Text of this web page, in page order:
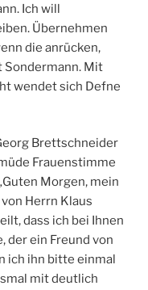
Ich will
Übernehmen
die anrücken,
Sondermann. Mit
wendet sich Defne
Brettschneider
Frauenstimme
Morgen, mein
Herrn Klaus
dass ich bei Ihnen
der ein Freund von
ich ihn bitte einmal
mit deutlich